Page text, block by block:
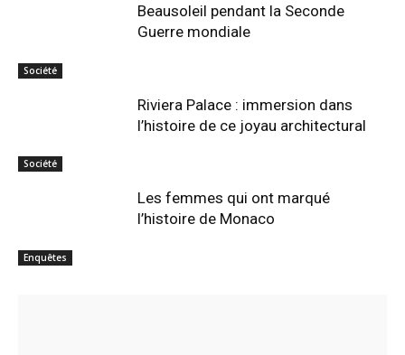
Société
Beausoleil pendant la Seconde
Guerre mondiale
Société
Riviera Palace : immersion dans
l’histoire de ce joyau architectural
Enquêtes
Les femmes qui ont marqué
l’histoire de Monaco